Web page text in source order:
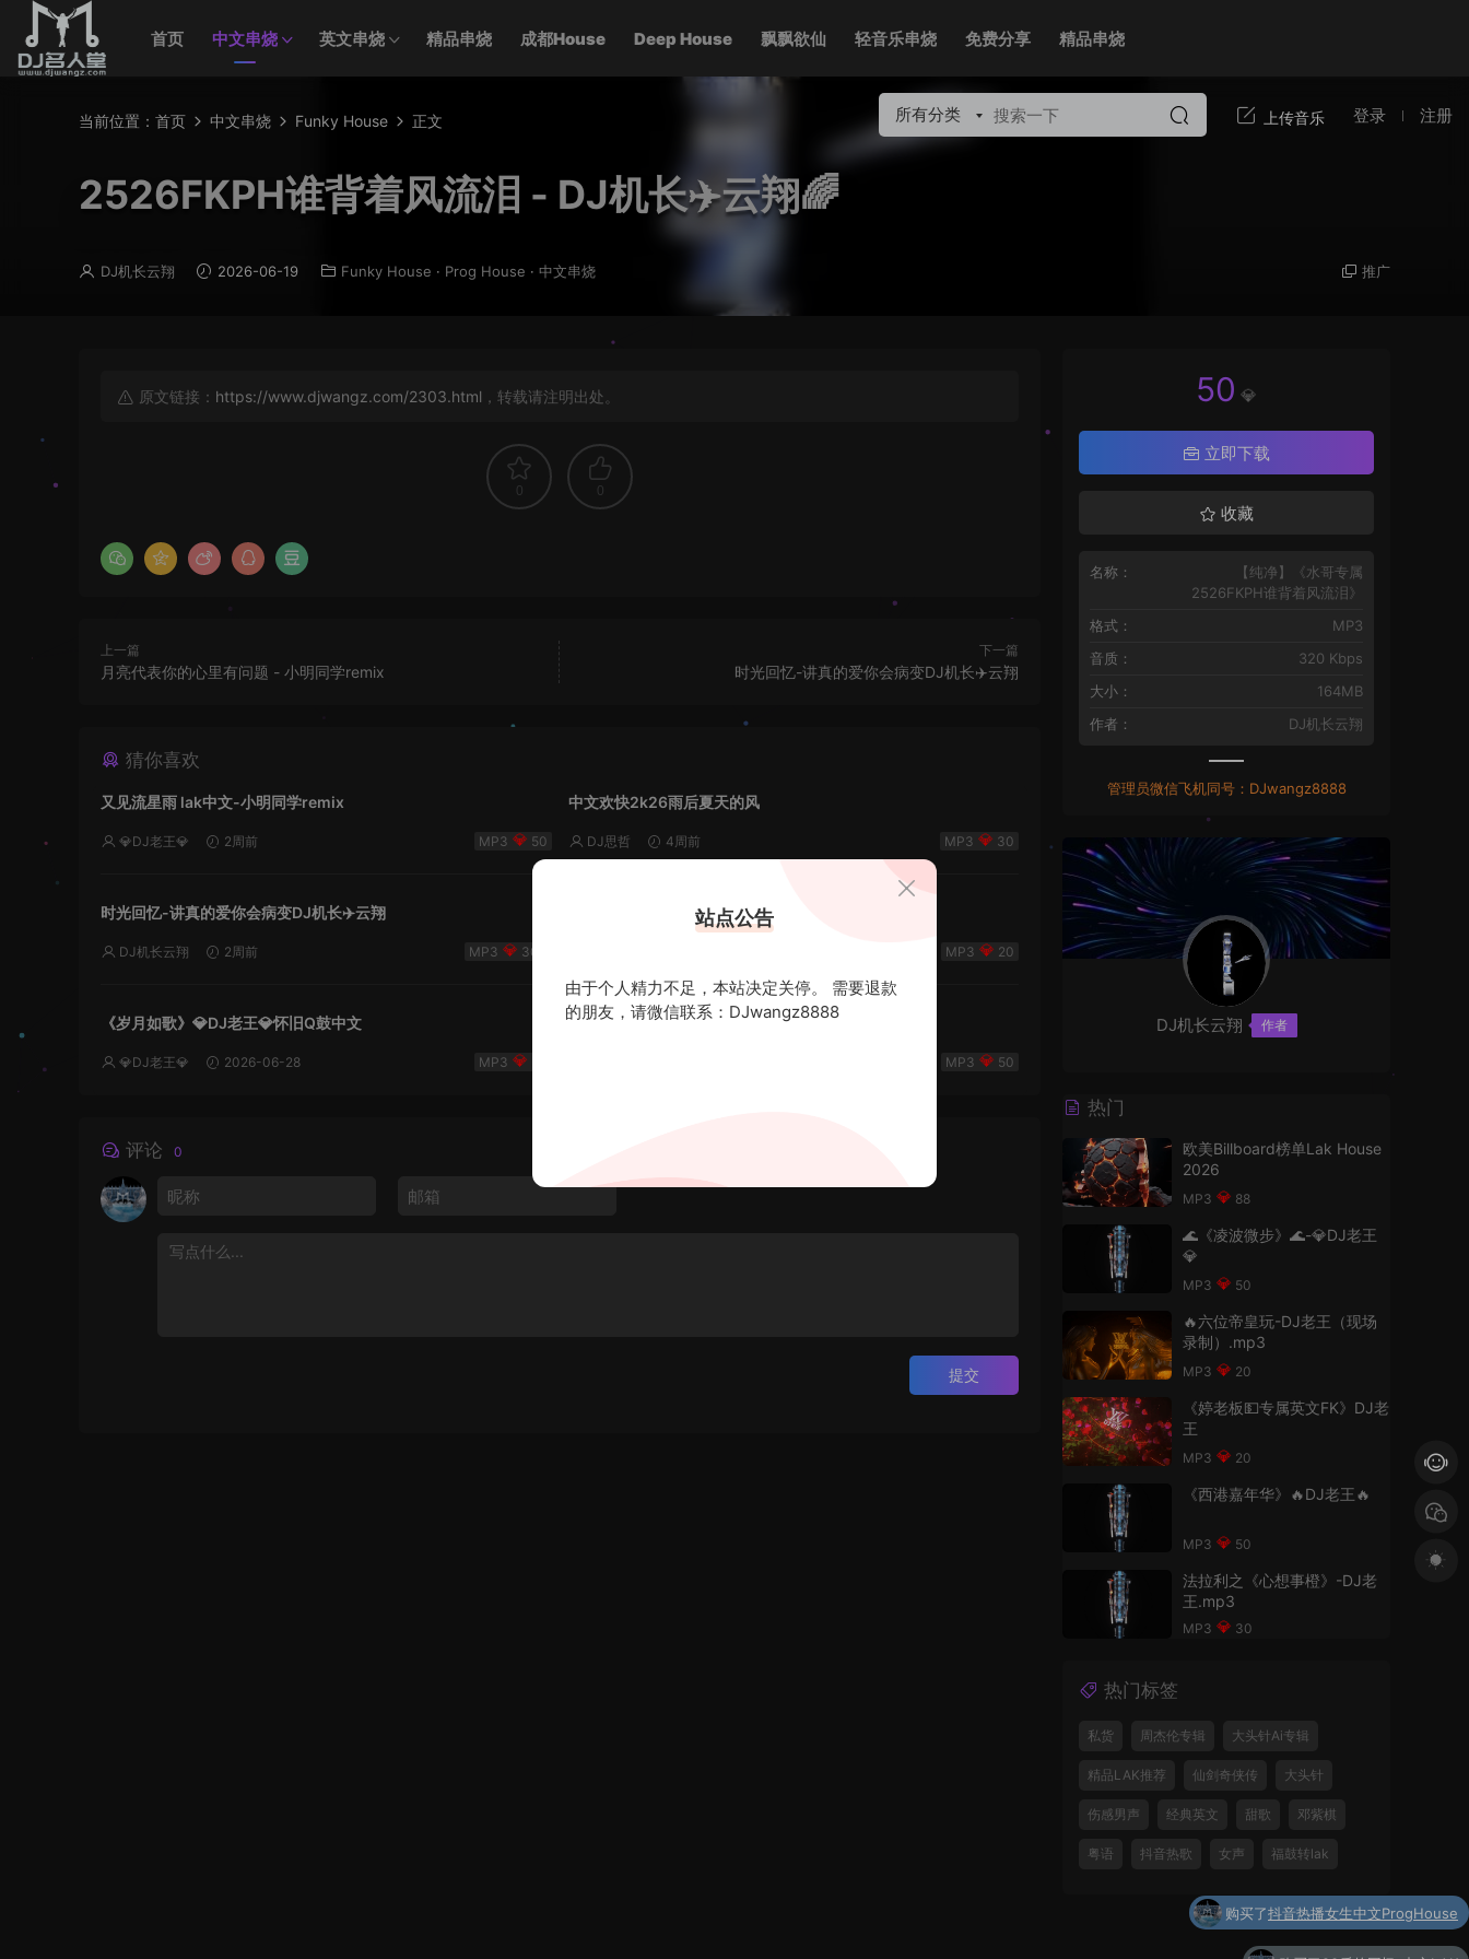
首页 中文串烧 英文串烧 精品串烧 成都House Deep House 飘飘欲仙 轻音乐串烧 免费分享 精品串烧
所有分类 登录 注册
当前位置： 首页 中文串烧 Funky House 正文
2526FKPH谁背着风流泪 - DJ机长✈️云翔🌈
DJ机长云翔 2026-06-19 Funky House · Prog House · 中文串烧 推广
原文链接： https://www.djwangz.com/2303.html ，转载请注明出处。
0 0
上一篇
月亮代表你的心里有问题 - 小明同学remix
下一篇
时光回忆-讲真的爱你会病变DJ机长✈️云翔
猜你喜欢
又见流星雨 lak中文-小明同学remix
💎DJ老王💎 2周前 50
中文欢快2k26雨后夏天的风
DJ思哲 4周前 30
时光回忆-讲真的爱你会病变DJ机长✈️云翔
DJ机长云翔 2周前 300
月亮代表你的心里有问题 - 小明同学remix
20
《岁月如歌》💎DJ老王💎怀旧Q鼓中文
💎DJ老王💎 2026-06-28
DJ多多-HouseLak中文说唱巅峰对决
50
评论 0
提交
50 💎
立即下载
收藏
名称：
【纯净】《水哥专属
2526FKPH谁背着风流泪》
格式：
MP3
音质：
320 Kbps
大小：
164MB
作者：
DJ机长云翔
管理员微信飞机同号：DJwangz8888
DJ机长云翔 作者
热门
欧美Billboard榜单Lak House
2026
88
🌊《凌波微步》🌊-💎DJ老王
💎
50
🔥六位帝皇玩-DJ老王（现场
录制）.mp3
20
《婷老板💵专属英文FK》DJ老
王
20
《西港嘉年华》🔥DJ老王🔥
50
法拉利之《心想事橙》-DJ老
王.mp3
30
热门标签
私货 周杰伦专辑 大头针Ai专辑
精品LAK推荐 仙剑奇侠传 大头针
伤感男声 经典英文 甜歌 邓紫棋
粤语 抖音热歌 女声 福鼓转lak
站点公告
由于个人精力不足，本站决定关停。 需要退款
的朋友，请微信联系：DJwangz8888
购买了抖音热播女生中文ProgHouse